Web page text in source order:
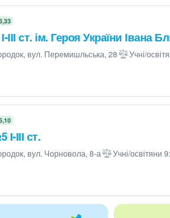
ст. ім. Героя України Івана
вул. Перемишльська, 28 Учні/
ІІІ ст.
вул. Чорновола, 8-а Учні/освітяни